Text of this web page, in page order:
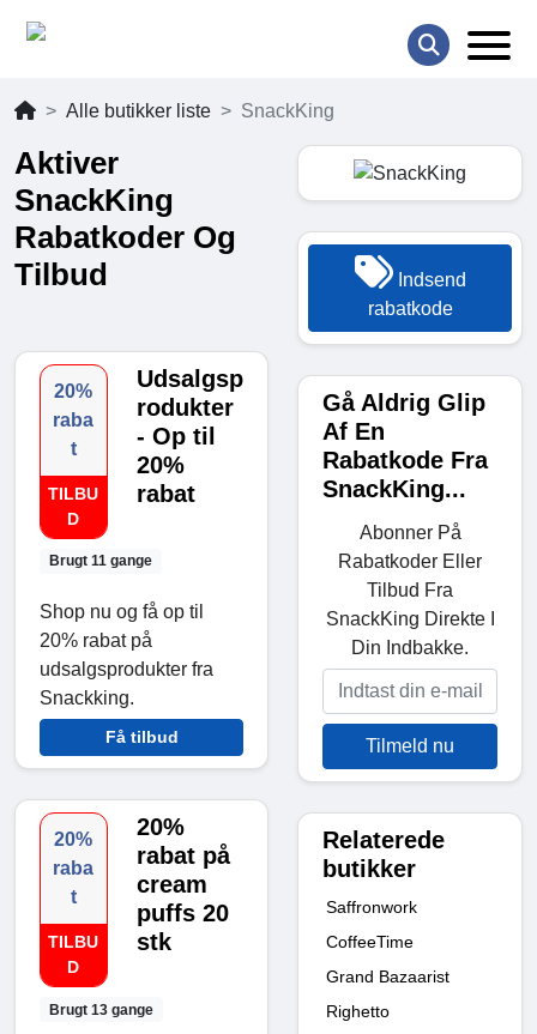
Alle butikker liste SnackKing
Aktiver
SnackKing
Rabatkoder Og
Tilbud
20%
raba
t
TILBU
D
Brugt 11 gange
Udsalgsp
rodukter
- Op til
20%
rabat
Shop nu og få op til
20% rabat på
udsalgsprodukter fra
Snackking.
Få tilbud
20%
raba
t
TILBU
D
Brugt 13 gange
20%
rabat på
cream
puffs 20
stk
Indsend
rabatkode
Gå Aldrig Glip
Af En
Rabatkode Fra
SnackKing...
Abonner På
Rabatkoder Eller
Tilbud Fra
SnackKing Direkte I
Din Indbakke.
Tilmeld nu
Relaterede
butikker
Saffronwork
CoffeeTime
Grand Bazaarist
Righetto